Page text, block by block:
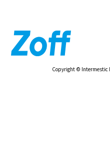
Copyright © Intermestic